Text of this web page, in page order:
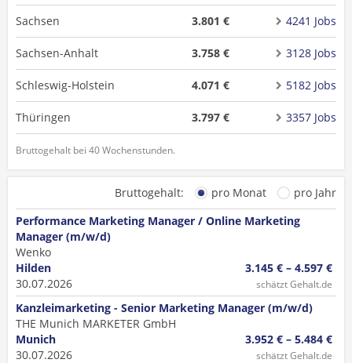
Sachsen 3.801 € 4241 Jobs
Sachsen-Anhalt 3.758 € 3128 Jobs
Schleswig-Holstein 4.071 € 5182 Jobs
Thüringen 3.797 € 3357 Jobs
Bruttogehalt bei 40 Wochenstunden.
Bruttogehalt: pro Monat
pro Jahr
Performance Marketing Manager / Online Marketing
Manager (m/w/d)
Wenko
Hilden
30.07.2026
3.145 € – 4.597 €
schätzt Gehalt.de
Kanzleimarketing - Senior Marketing Manager (m/w/d)
THE Munich MARKETER GmbH
Munich
30.07.2026
3.952 € – 5.484 €
schätzt Gehalt.de